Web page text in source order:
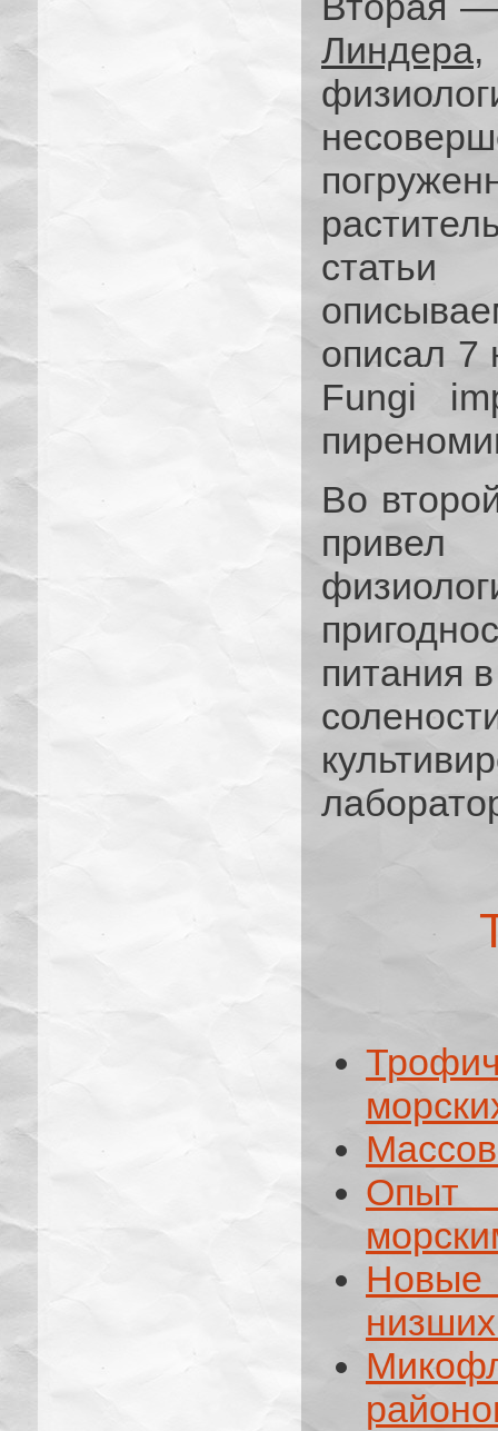
Линдера,
статьи
описал 7
Fungi
Во
питания
Опыт